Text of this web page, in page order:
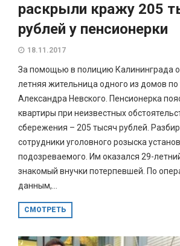
раскрыли кражу 205
рублей у пенсионерки
18.11.2017
За помощью в полицию Калининграда
летняя жительница одного из домов по
Александра Невского. Пенсионерка
квартиры при неизвестных
сбережения – 205 тысяч рублей.
сотрудники уголовного розыска
подозреваемого. Им оказался 29-
знакомый внучки потерпевшей. По
данным,...
СМОТРЕТЬ